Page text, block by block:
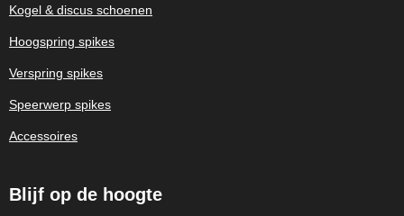
Kogel & discus schoenen
Hoogspring spikes
Verspring spikes
Speerwerp spikes
Accessoires
Blijf op de hoogte